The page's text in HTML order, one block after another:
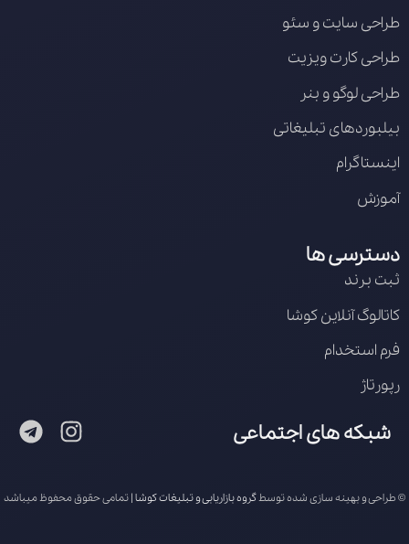
طراحی سایت و سئو
طراحی کارت ویزیت
طراحی لوگو و بنر
بیلبوردهای تبلیغاتی
اینستاگرام
آموزش
دسترسی ها
ثبت برند
کاتالوگ آنلاین کوشا
فرم استخدام
رپورتاژ
شبکه های اجتماعی
© طراحی و بهینه سازی شده توسطگروه بازاریابی و تبلیغات کوشا| تمامی حقوق محفوظ میباشد